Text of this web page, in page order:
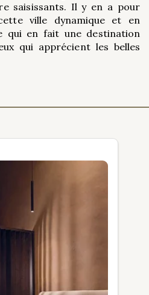
saisissants. Il y en a pour
ville dynamique et en
qui en fait une destination
qui apprécient les belles